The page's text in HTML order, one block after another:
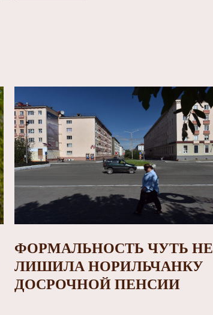
ФОРМАЛЬНОСТЬ ЧУТЬ НЕ
ЛИШИЛА НОРИЛЬЧАНКУ
ДОСРОЧНОЙ ПЕНСИИ